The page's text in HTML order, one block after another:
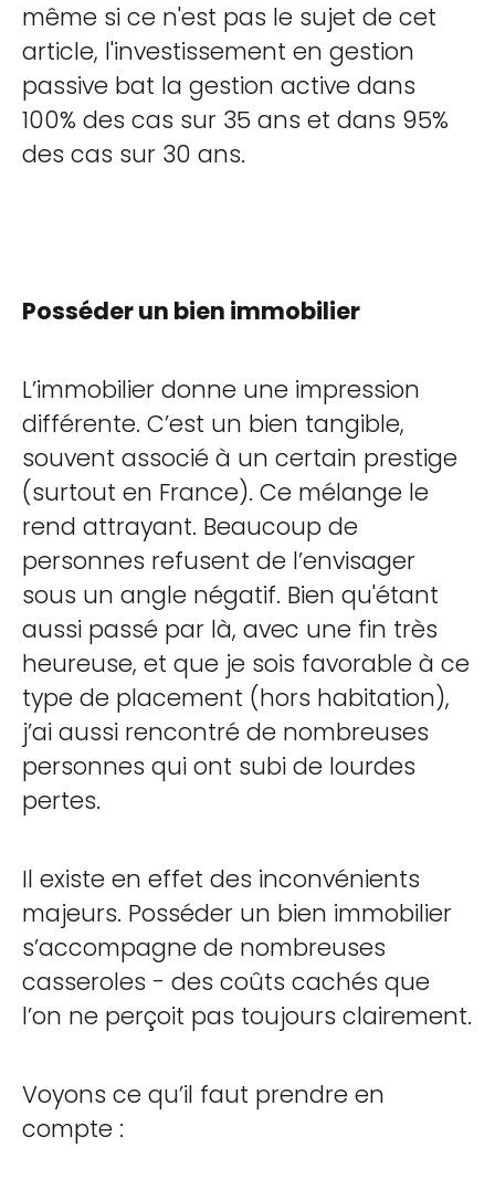
même si ce n'est pas le sujet de cet
article, l'investissement en gestion
passive bat la gestion active dans
100% des cas sur 35 ans et dans 95%
des cas sur 30 ans.
Posséder un bien immobilier
L’immobilier donne une impression
différente. C’est un bien tangible,
souvent associé à un certain prestige
(surtout en France). Ce mélange le
rend attrayant. Beaucoup de
personnes refusent de l’envisager
sous un angle négatif. Bien qu'étant
aussi passé par là, avec une fin très
heureuse, et que je sois favorable à ce
type de placement (hors habitation),
j’ai aussi rencontré de nombreuses
personnes qui ont subi de lourdes
pertes.
Il existe en effet des inconvénients
majeurs. Posséder un bien immobilier
s’accompagne de nombreuses
casseroles - des coûts cachés que
l’on ne perçoit pas toujours clairement.
Voyons ce qu’il faut prendre en
compte :